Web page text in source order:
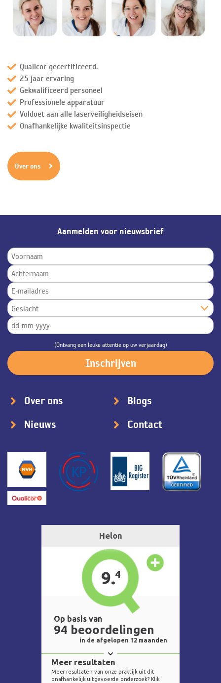
Qualicor gecertificeerd.
25 jaar ervaring
Gekwalificeerd personeel
Professionele apparatuur
Voldoet aan alle laserveiligheidseisen
Onafhankelijke kwaliteitsinspectie
Over ons
Aanmelden voor nieuwsbrief
(Ontvang een leuke attentie op uw verjaardag)
Over ons
Blogs
Nieuws
Contact